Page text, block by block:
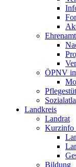
ÖPNV
Landkreis
Landrat
Kurzinfo
Bildung